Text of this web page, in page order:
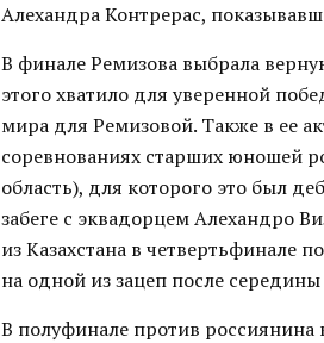
Алехандра Контрерас,
В финале Ремизова выбрала
этого хватило для уверенной
мира для Ремизовой. Также в ее
соревнованиях старших юношей
область), для которого это был
забеге с эквадорцем Алехандро
из Казахстана в четвертьфинале
на одной из зацеп после
В полуфинале против